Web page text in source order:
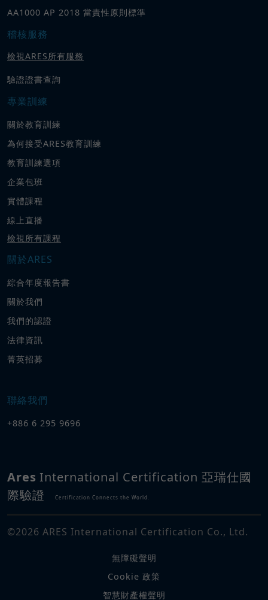
AA1000 AP 2018 當責性原則標準
稽核服務
檢視ARES所有服務
驗證證書查詢
專業訓練
關於教育訓練
為何接受ARES教育訓練
教育訓練選項
企業包班
實體課程
線上直播
檢視所有課程
關於ARES
綜合年度報告書
關於我們
我們的認證
法律資訊
菁英招募
聯絡我們
+886 6 295 9696
Ares International Certification 亞瑞仕國
際驗證
Certification Connects the World.
©2026 ARES International Certification Co., Ltd.
無障礙聲明
Cookie 政策
智慧財產權聲明